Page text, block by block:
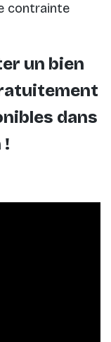
contrainte
un bien
dans
!